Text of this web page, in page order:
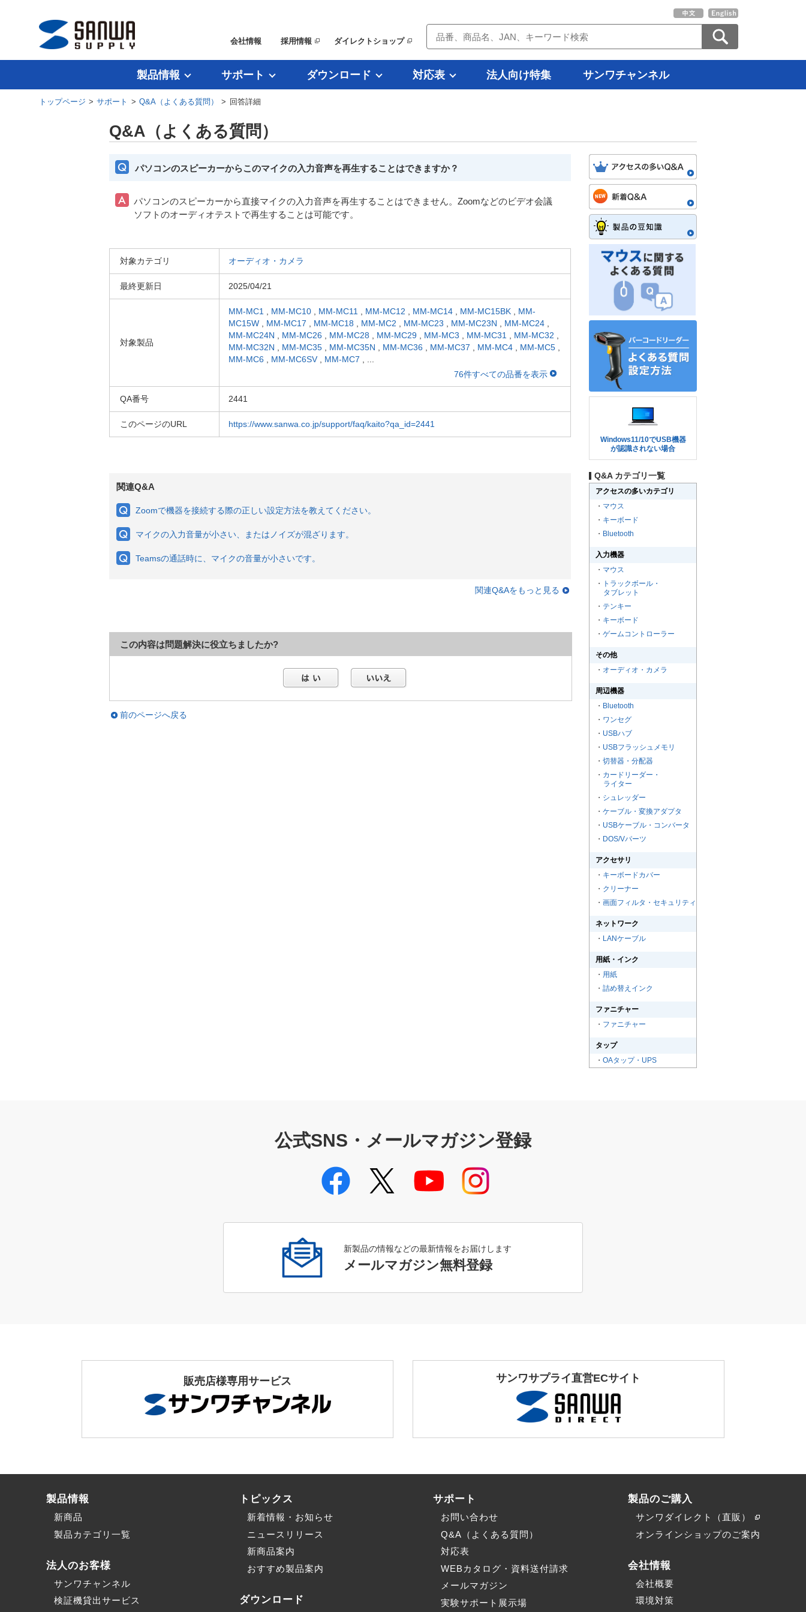
会社情報 採用情報 ダイレクトショップ
製品情報 サポート ダウンロード 対応表 法人向け特集 サンワチャンネル
トップページ >サポート > Q&A（よくある質問） > 回答詳細
Q&A（よくある質問）
パソコンのスピーカーからこのマイクの入力音声を再生することはできますか？
パソコンのスピーカーから直接マイクの入力音声を再生することはできません。Zoomなどのビデオ会議
ソフトのオーディオテストで再生することは可能です。
対象カテゴリ オーディオ・カメラ
最終更新日 2025/04/21
対象製品
MM-MC1 MM-MC10 MM-MC11 MM-MC12 MM-MC14 MM-MC15BK
MM-
MC15W
MM-MC17 MM-MC18 MM-MC2 MM-MC23 MM-MC23N MM-MC24
MM-MC24N
MM-MC26 MM-MC28 MM-MC29 MM-MC3 MM-MC31 MM-MC32
MM-MC32N
MM-MC35 MM-MC35N MM-MC36 MM-MC37 MM-MC4 MM-MC5
MM-MC6
MM-MC6SV MM-MC7
76件すべての品番を表示
QA番号 2441
このページのURL https://www.sanwa.co.jp/support/faq/kaito?qa_id=2441
関連Q&A
Zoomで機器を接続する際の正しい設定方法を教えてください。
マイクの入力音量が小さい、またはノイズが混ざります。
Teamsの通話時に、マイクの音量が小さいです。
関連Q&Aをもっと見る
この内容は問題解決に役立ちましたか?
前のページへ戻る
Windows11/10でUSB機器
が認識されない場合
Q&A カテゴリ一覧
アクセスの多いカテゴリ
・ マウス
・ キーボード
・ Bluetooth
入力機器
・ マウス
・
トラックボール・
タブレット
・ テンキー
・ キーボード
・ ゲームコントローラー
その他
・ オーディオ・カメラ
周辺機器
・ Bluetooth
・ ワンセグ
・ USBハブ
・ USBフラッシュメモリ
・ 切替器・分配器
・ カードリーダー・
ライター
・ シュレッダー
・ ケーブル・変換アダプタ
・ USBケーブル・コンバータ
・ DOS/Vパーツ
アクセサリ
・ キーボードカバー
・ クリーナー
・ 画面フィルタ・セキュリティ
ネットワーク
・ LANケーブル
用紙・インク
・ 用紙
・ 詰め替えインク
ファニチャー
・ ファニチャー
タップ
・ OAタップ・UPS
公式SNS・メールマガジン登録
新製品の情報などの最新情報をお届けします
メールマガジン無料登録
販売店様専用サービス サンワサプライ直営ECサイト
製品情報
新商品
製品カテゴリ一覧
法人のお客様
サンワチャンネル
検証機貸出サービス
トピックス
新着情報・お知らせ
ニュースリリース
新商品案内
おすすめ製品案内
ダウンロード
サポート
お問い合わせ
Q&A（よくある質問）
対応表
WEBカタログ・資料送付請求
メールマガジン
実験サポート展示場
製品のご購入
サンワダイレクト（直販）
オンラインショップのご案内
会社情報
会社概要
環境対策